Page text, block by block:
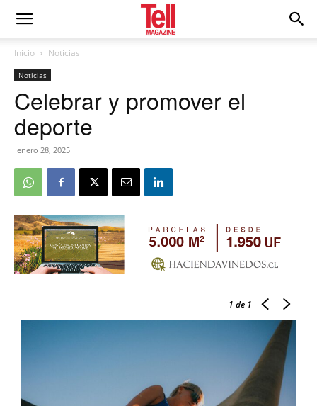
Inicio Noticias
Noticias
Celebrar y promover el
deporte
enero 28, 2025
1 de 1